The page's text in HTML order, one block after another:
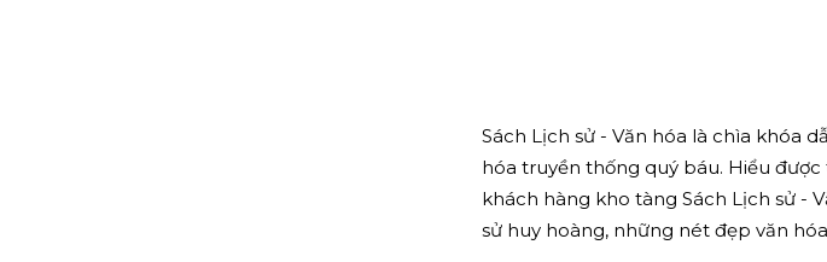
Sách Lịch sử - Văn hóa là chìa khóa
hóa truyền thống quý báu. Hiểu
khách hàng kho tàng Sách Lịch sử -
sử huy hoàng, những nét đẹp văn